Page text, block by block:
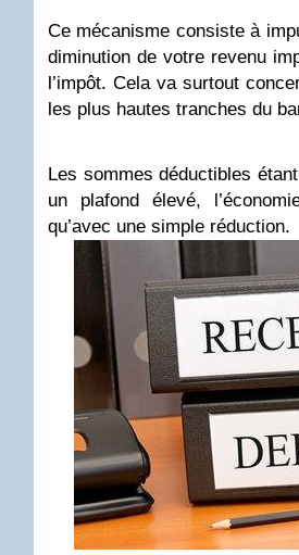
Ce mécanisme consiste à
diminution de votre revenu
l’impôt. Cela va surtout
les plus hautes tranches du
Les sommes déductibles
un plafond élevé,
qu’avec une simple réduction.